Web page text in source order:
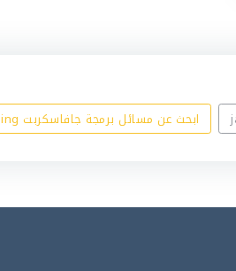
ابحث عن مسائل برمجة جافاسكربت java script | Java script programming بالانجليزي